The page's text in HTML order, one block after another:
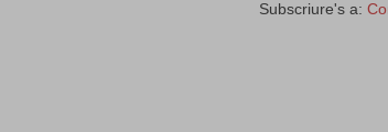
Subscriure's a: